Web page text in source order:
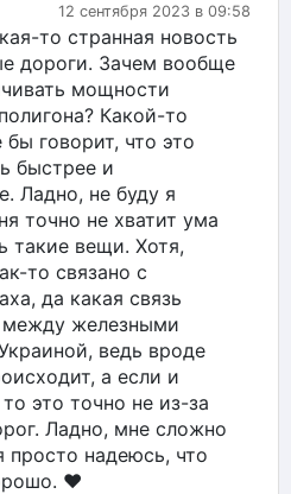
12 сентября 2023 в 09:58
то странная новость
дороги. Зачем вообще
мощности
Какой-то
говорит, что это
быстрее и
Ладно, не буду я
точно не хватит ума
такие вещи. Хотя,
то связано с
да какая связь
железными
ведь вроде
а если и
это точно не из-за
Ладно, мне сложно
просто надеюсь, что
❤️